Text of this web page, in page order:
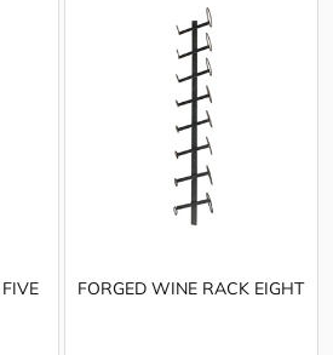
FORGED WINE RACK EIGHT